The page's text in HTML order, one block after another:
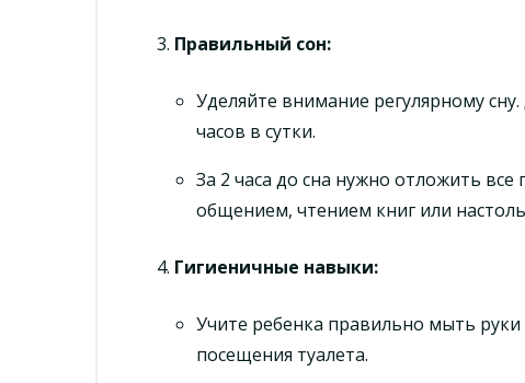
Правильный сон:
Уделяйте внимание регулярному
часов в сутки.
За 2 часа до сна нужно отложить
общением, чтением книг или
Гигиеничные навыки:
Учите ребенка правильно мыть
посещения туалета.